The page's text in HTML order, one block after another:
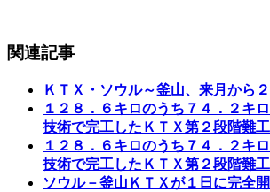
関連記事
ＫＴＸ・ソウル～釜山、来月から
１２８．６キロのうち７４．２キ
技術で完工したＫＴＸ第２段階難工
１２８．６キロのうち７４．２キ
技術で完工したＫＴＸ第２段階難工
ソウル－釜山ＫＴＸが１日に完全